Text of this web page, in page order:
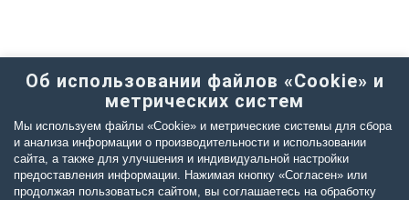
Об использовании файлов «Cookie» и
метрических систем
Мы используем файлы «Cookie» и метрические системы для сбора
и анализа информации о производительности и использовании
сайта, а также для улучшения и индивидуальной настройки
предоставления информации. Нажимая кнопку «Согласен» или
продолжая пользоваться сайтом, вы соглашаетесь на обработку